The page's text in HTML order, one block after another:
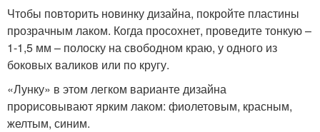
Чтобы повторить новинку дизайна, покройте пластины
прозрачным лаком. Когда просохнет, проведите тонкую –
1-1,5 мм – полоску на свободном краю, у одного из
боковых валиков или по кругу.
«Лунку» в этом легком варианте дизайна
прорисовывают ярким лаком: фиолетовым, красным,
желтым, синим.